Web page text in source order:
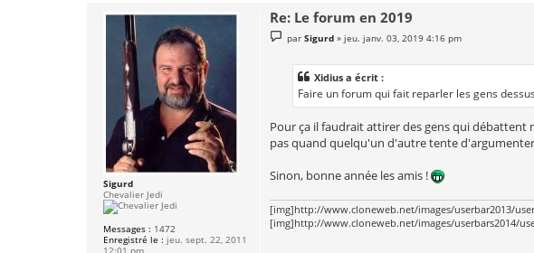
c
t
e
r
X
i
d
i
u
s
Sigurd
Chevalier Jedi
Messages : 1472
Enregistré le : jeu. sept. 22, 2011
12:01 pm
Re: Le forum en 2019
e
par Sigurd» jeu. janv. 03, 2019 4:16 pm
Xidius a écrit :
Faire un forum qui fait reparler les gens
Pour ça il faudrait attirer des gens qui débattent
pas quand quelqu'un d'autre tente
Sinon, bonne année les amis !
[img]http://www.cloneweb.net/images/userbar2013/
[img]http://www.cloneweb.net/images/userbars2014/